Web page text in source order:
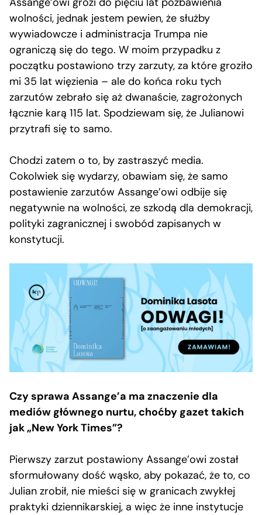
wolności, jednak jestem pewien, że służby
wywiadowcze i administracja Trumpa nie
ograniczą się do tego. W moim przypadku z
początku postawiono trzy zarzuty, za które groziło
mi 35 lat więzienia – ale do końca roku tych
zarzutów zebrało się aż dwanaście, zagrożonych
łącznie karą 115 lat. Spodziewam się, że Julianowi
przytrafi się to samo.
Chodzi zatem o to, by zastraszyć media.
Cokolwiek się wydarzy, obawiam się, że samo
postawienie zarzutów Assange’owi odbije się
negatywnie na wolności, ze szkodą dla demokracji,
polityki zagranicznej i swobód zapisanych w
konstytucji.
Czy sprawa Assange’a ma znaczenie dla
mediów głównego nurtu, choćby gazet takich
jak „New York Times”?
Pierwszy zarzut postawiony Assange’owi został
sformułowany dość wąsko, aby pokazać, że to, co
Julian zrobił, nie mieści się w granicach zwykłej
praktyki dziennikarskiej, a więc że inne instytucje